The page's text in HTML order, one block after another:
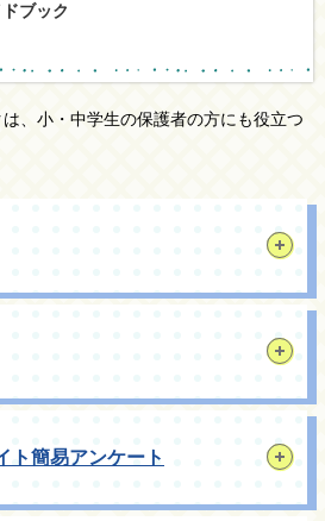
ブック
、小・中学生の保護者の方にも役立つ
ト簡易アンケート